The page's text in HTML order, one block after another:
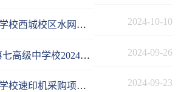
攀枝花市第七高级中学校西城校区水网改造采购项目竞争性磋商成交公告 2024-10-10
秋招12人||攀枝花市第七高级中学校2024年秋季直接考核招聘教师公告 2024-09-26
攀枝花市第七高级中学校速印机采购项目成交公告 2024-09-23